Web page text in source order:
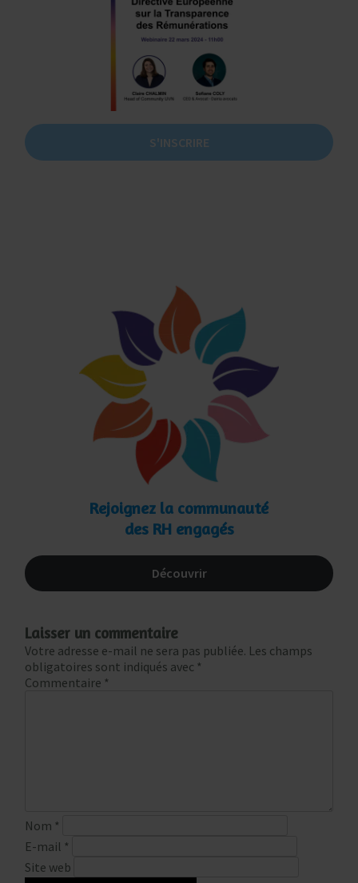
S'INSCRIRE
Rejoignez la communauté
des RH engagés
Découvrir
Laisser un commentaire
Votre adresse e-mail ne sera pas publiée. Les champs
obligatoires sont indiqués avec *
Commentaire *
Nom *
E-mail *
Site web